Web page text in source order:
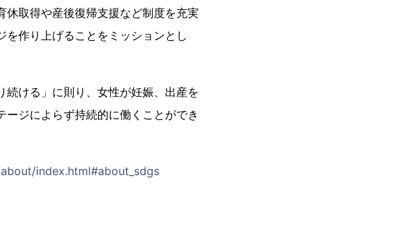
取得や産後復帰支援など制度を充実
を作り上げることをミッションとし
ける」に則り、女性が妊娠、出産を
ジによらず持続的に働くことができ
index.html#about_sdgs